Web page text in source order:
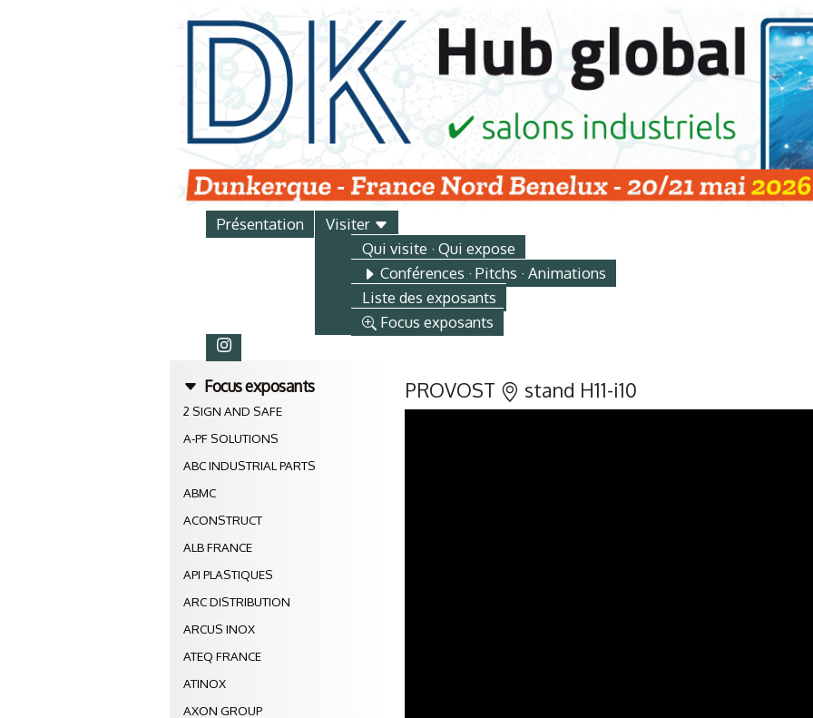
Présentation
Visiter
Qui visite · Qui expose
Conférences · Pitchs · Animations
Liste des exposants
Focus exposants
Focus exposants
2 SIGN AND SAFE
A-PF SOLUTIONS
ABC INDUSTRIAL PARTS
ABMC
ACONSTRUCT
ALB FRANCE
API PLASTIQUES
ARC DISTRIBUTION
ARCUS INOX
ATEQ FRANCE
ATINOX
AXON GROUP
PROVOST stand H11-i10